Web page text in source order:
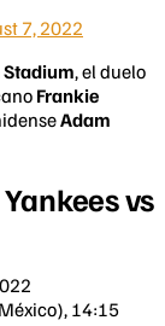
7, 2022
Stadium, el duelo
Frankie
Adam
vs
14:15